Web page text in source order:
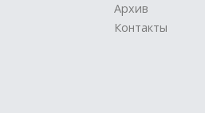
Архив
Контакты